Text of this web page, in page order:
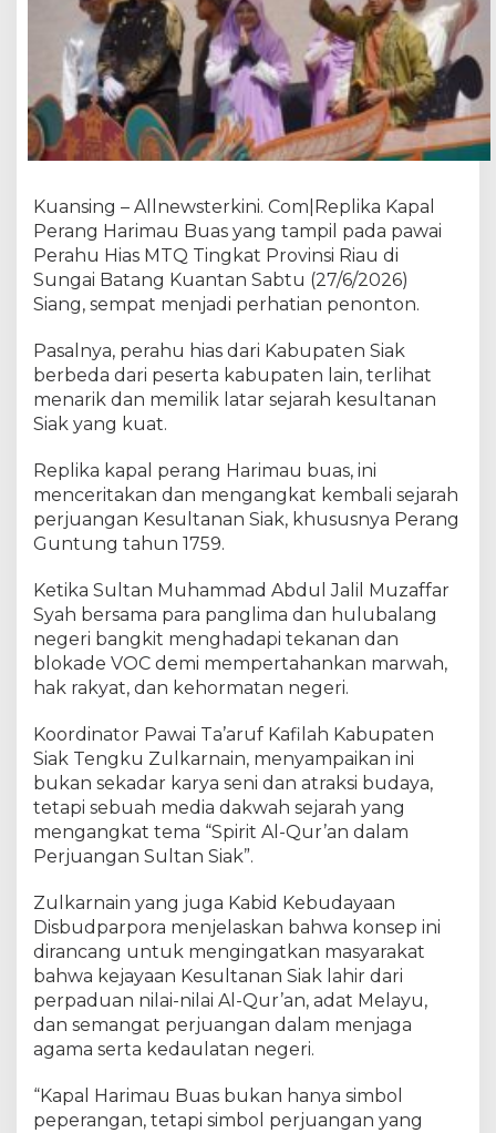
M
e
r
a
h
k
a
P
a
w
a
i
e
a
h
u
i
a
s
M
Q
R
i
a
u
n
g
k
a
t
S
i
t
A
l
-
Q
r
'
Kuansing – Allnewsterkini. Com|Replika Kapal
Perang Harimau Buas yang tampil pada pawai
Perahu Hias MTQ Tingkat Provinsi Riau di
Sungai Batang Kuantan Sabtu (27/6/2026)
Siang, sempat menjadi perhatian penonton.
Pasalnya, perahu hias dari Kabupaten Siak
berbeda dari peserta kabupaten lain, terlihat
menarik dan memilik latar sejarah kesultanan
Siak yang kuat.
Replika kapal perang Harimau buas, ini
menceritakan dan mengangkat kembali sejarah
perjuangan Kesultanan Siak, khususnya Perang
Guntung tahun 1759.
Ketika Sultan Muhammad Abdul Jalil Muzaffar
Syah bersama para panglima dan hulubalang
negeri bangkit menghadapi tekanan dan
blokade VOC demi mempertahankan marwah,
hak rakyat, dan kehormatan negeri.
Koordinator Pawai Ta’aruf Kafilah Kabupaten
Siak Tengku Zulkarnain, menyampaikan ini
bukan sekadar karya seni dan atraksi budaya,
tetapi sebuah media dakwah sejarah yang
mengangkat tema “Spirit Al-Qur’an dalam
Perjuangan Sultan Siak”.
Zulkarnain yang juga Kabid Kebudayaan
Disbudparpora menjelaskan bahwa konsep ini
dirancang untuk mengingatkan masyarakat
bahwa kejayaan Kesultanan Siak lahir dari
perpaduan nilai-nilai Al-Qur’an, adat Melayu,
dan semangat perjuangan dalam menjaga
agama serta kedaulatan negeri.
“Kapal Harimau Buas bukan hanya simbol
peperangan, tetapi simbol perjuangan yang